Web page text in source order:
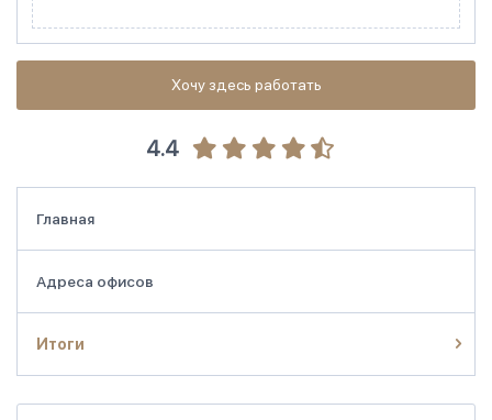
Хочу здесь работать
4.4
Главная
Адреса офисов
Итоги